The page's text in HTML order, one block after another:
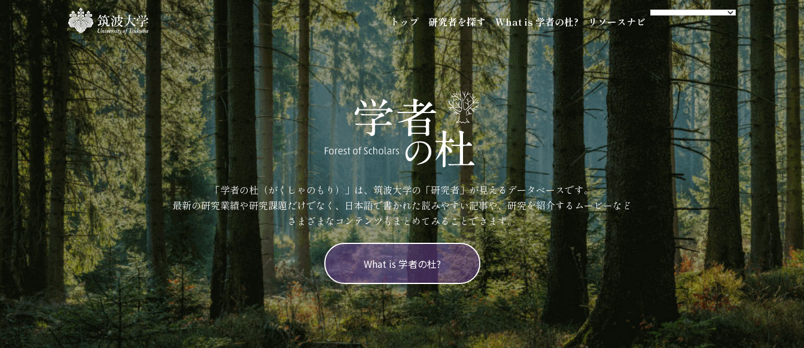
トップ 研究者を探す What is 学者の杜? リソースナビ
「学者の杜（がくしゃのもり）」は、筑波大学の「研究者」が見えるデータベースです。
最新の研究業績や研究課題だけでなく、日本語で書かれた読みやすい記事や、研究を紹介するムービーなど
さまざまなコンテンツもまとめてみることできます。
What is 学者の杜?